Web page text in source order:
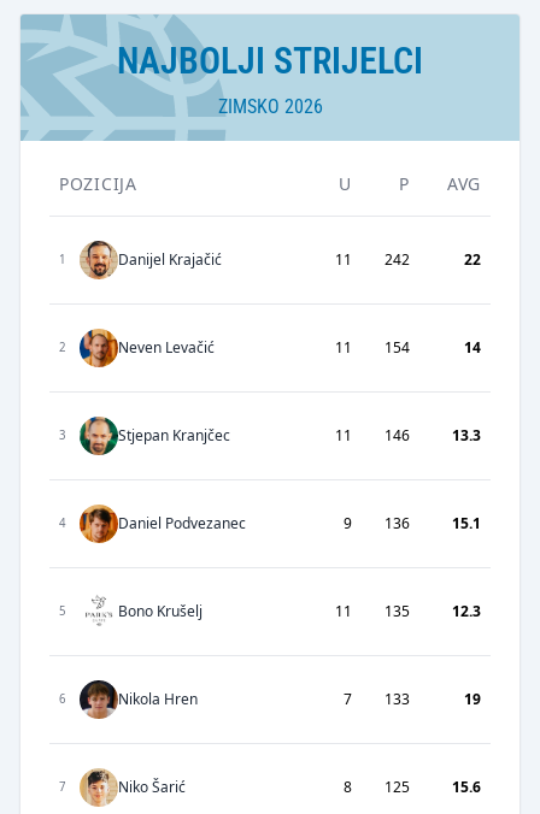
NAJBOLJI STRIJELCI
ZIMSKO 2026
POZICIJA U P AVG
1 Danijel Krajačić 11 242 22
2 Neven Levačić 11 154 14
3 Stjepan Kranjčec 11 146 13.3
4 Daniel Podvezanec 9 136 15.1
5 Bono Krušelj 11 135 12.3
6 Nikola Hren 7 133 19
7 Niko Šarić 8 125 15.6